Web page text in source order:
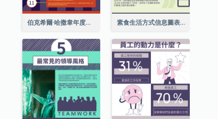
伯克希爾·哈撒韋年度股東大會的11個要點 素食生活方式信息圖表